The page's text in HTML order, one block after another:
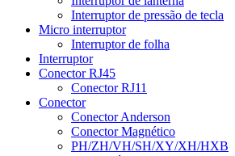
Interruptor de pressão de tecla
Micro interruptor
Interruptor de folha
Interruptor
Conector RJ45
Conector RJ11
Conector
Conector Anderson
Conector Magnético
PH/ZH/VH/SH/XY/XH/HXB